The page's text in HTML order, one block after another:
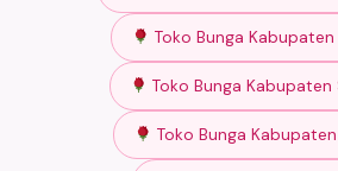
Toko Bunga
Toko Bunga Kabupaten
Toko Bunga